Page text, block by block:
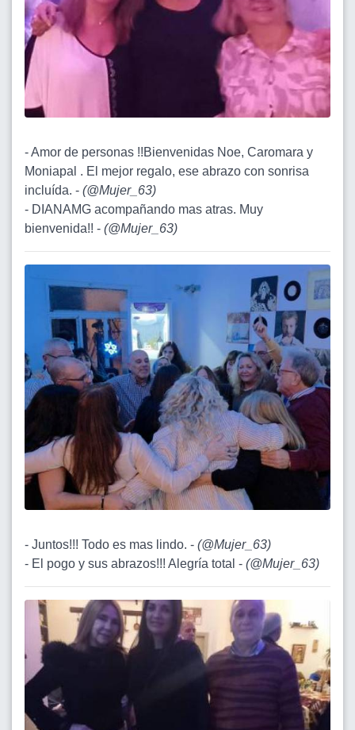
- Amor de personas !!Bienvenidas Noe, Caromara y
Moniapal . El mejor regalo, ese abrazo con sonrisa
incluída. - (@Mujer_63)
- DIANAMG acompañando mas atras. Muy
bienvenida!! - (@Mujer_63)
- Juntos!!! Todo es mas lindo. - (@Mujer_63)
- El pogo y sus abrazos!!! Alegría total - (@Mujer_63)